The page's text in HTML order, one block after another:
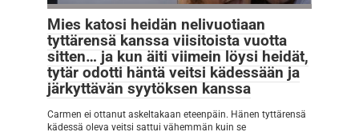
Mies katosi heidän nelivuotiaan
tyttärensä kanssa viisitoista vuotta
sitten… ja kun äiti viimein löysi heidät,
tytär odotti häntä veitsi kädessään ja
järkyttävän syytöksen kanssa
Carmen ei ottanut askeltakaan eteenpäin. Hänen tyttärensä
kädessä oleva veitsi sattui vähemmän kuin se